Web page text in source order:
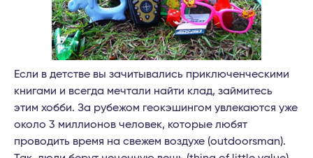
Если в детстве вы зачитывались приключенческими
книгами и всегда мечтали найти клад, займитесь
этим хобби. За рубежом геокэшингом увлекаются уже
около 3 миллионов человек, которые любят
проводить время на свежем воздухе (outdoorsman).